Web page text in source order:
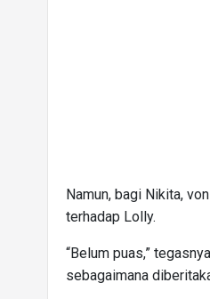
Namun, bagi Nikita,
terhadap Lolly.
“Belum puas,”
sebagaimana